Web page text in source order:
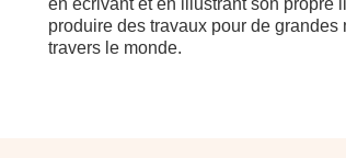
en écrivant et en illustrant son propre
produire des travaux pour de
travers le monde.